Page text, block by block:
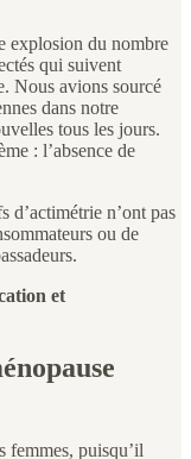
explosion du nombre
qui suivent
Nous avions sourcé
dans notre
tous les jours.
: l’absence de
d’actimétrie n’ont pas
ou de
et
femmes, puisqu’il